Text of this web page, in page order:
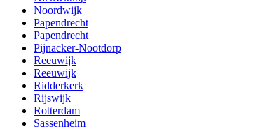
Noordwijk
Papendrecht
Papendrecht
Pijnacker-Nootdorp
Reeuwijk
Reeuwijk
Ridderkerk
Rijswijk
Rotterdam
Sassenheim